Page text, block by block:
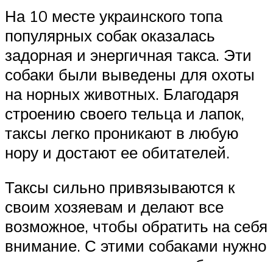
На 10 месте украинского топа
популярных собак оказалась
задорная и энергичная такса. Эти
собаки были выведены для охоты
на норных животных. Благодаря
строению своего тельца и лапок,
таксы легко проникают в любую
нору и достают ее обитателей.
Таксы сильно привязываются к
своим хозяевам и делают все
возможное, чтобы обратить на себя
внимание. С этими собаками нужно